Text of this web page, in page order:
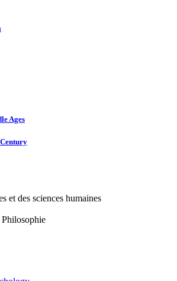
Ages
et des sciences humaines